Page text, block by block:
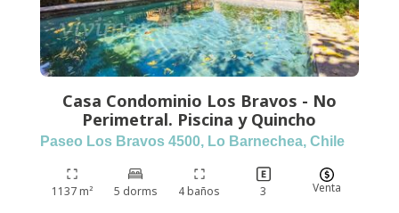
Casa Condominio Los Bravos - No
Perimetral. Piscina y Quincho
Paseo Los Bravos 4500, Lo Barnechea, Chile
1137 m² 5 dorms 4 baños 3 Venta